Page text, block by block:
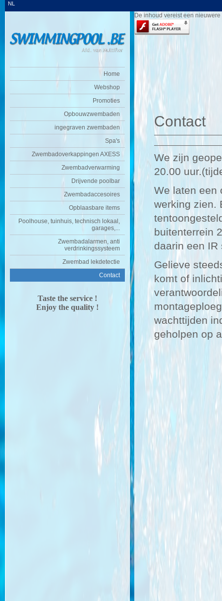
NL
Home
Webshop
Promoties
Opbouwzwembaden
ingegraven zwembaden
Spa's
Zwembadoverkappingen AXESS
Zwembadverwarming
Drijvende poolbar
Zwembadaccesoires
Opblaasbare items
Poolhouse, tuinhuis, technisch lokaal,
garages,...
Zwembadalarmen, anti
verdrinkingssysteem
Zwembad lekdetectie
Contact
Taste the service !
Enjoy the quality !
De inhoud vereist een
Contact
We zijn
20.00
We laten een
werking zien.
buitenterrein
daarin een
Gelieve
komt of
wachttijden
geholpen op